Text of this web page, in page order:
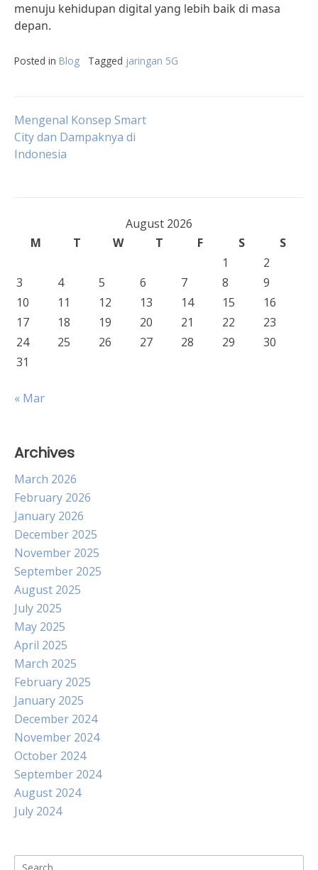
menuju kehidupan digital yang lebih baik di masa
depan.
Posted in Blog Tagged jaringan 5G
Post
navigation
Mengenal Konsep Smart
City dan Dampaknya di
Indonesia
August 2026
M
T W T F S
S
1
2
3
4 5 6 7 8
9
10
11 12 13 14 15
16
17
18 19 20 21 22
23
24
25 26 27 28 29
30
31
« Mar
Archives
March 2026
February 2026
January 2026
December 2025
November 2025
September 2025
August 2025
July 2025
May 2025
April 2025
March 2025
February 2025
January 2025
December 2024
November 2024
October 2024
September 2024
August 2024
July 2024
Search